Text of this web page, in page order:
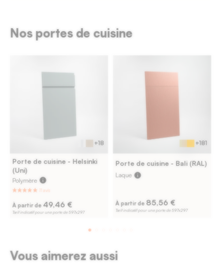
Nos portes de cuisine
Porte de cuisine - Helsinki
(Uni)
Polymère info
À partir de 49,46 €
Tarif indicatif pour une porte de 597x297
+18
Porte de cuisine - Bali (RAL)
Laque info
À partir de 85,56 €
Tarif indicatif pour une porte de 597x297
+181
Vous aimerez aussi